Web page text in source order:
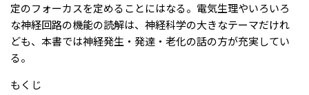
定のフォーカスを定めることにはなる。電気生理やいろいろ
な神経回路の機能の読解は、神経科学の大きなテーマだけれ
ども、本書では神経発生・発達・老化の話の方が充実してい
る。
もくじ